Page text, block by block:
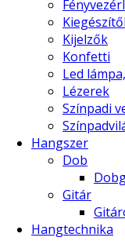
Kijelzők
Konfetti
Led
Lézerek
Színpadi
Hangszer
Dob
Gitár
Hangtechnika